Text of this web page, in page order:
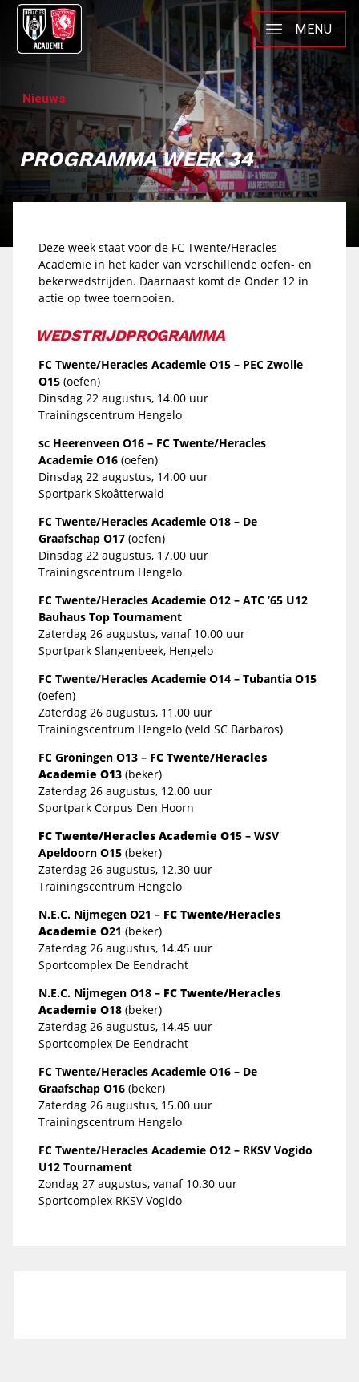
MENU
Nieuws
PROGRAMMA WEEK 34
Deze week staat voor de FC Twente/Heracles
Academie in het kader van verschillende oefen- en
bekerwedstrijden. Daarnaast komt de Onder 12 in
actie op twee toernooien.
WEDSTRIJDPROGRAMMA
FC Twente/Heracles Academie O15 – PEC Zwolle
O15 (oefen)
Dinsdag 22 augustus, 14.00 uur
Trainingscentrum Hengelo
sc Heerenveen O16 – FC Twente/Heracles
Academie O16 (oefen)
Dinsdag 22 augustus, 14.00 uur
Sportpark Skoâtterwald
FC Twente/Heracles Academie O18 – De
Graafschap O17 (oefen)
Dinsdag 22 augustus, 17.00 uur
Trainingscentrum Hengelo
FC Twente/Heracles Academie O12 – ATC ’65 U12
Bauhaus Top Tournament
Zaterdag 26 augustus, vanaf 10.00 uur
Sportpark Slangenbeek, Hengelo
FC Twente/Heracles Academie O14 – Tubantia O15
(oefen)
Zaterdag 26 augustus, 11.00 uur
Trainingscentrum Hengelo (veld SC Barbaros)
FC Groningen O13 – FC Twente/Heracles
Academie O13 (beker)
Zaterdag 26 augustus, 12.00 uur
Sportpark Corpus Den Hoorn
FC Twente/Heracles Academie O15 – WSV
Apeldoorn O15 (beker)
Zaterdag 26 augustus, 12.30 uur
Trainingscentrum Hengelo
N.E.C. Nijmegen O21 – FC Twente/Heracles
Academie O21 (beker)
Zaterdag 26 augustus, 14.45 uur
Sportcomplex De Eendracht
N.E.C. Nijmegen O18 – FC Twente/Heracles
Academie O18 (beker)
Zaterdag 26 augustus, 14.45 uur
Sportcomplex De Eendracht
FC Twente/Heracles Academie O16 – De
Graafschap O16 (beker)
Zaterdag 26 augustus, 15.00 uur
Trainingscentrum Hengelo
FC Twente/Heracles Academie O12 – RKSV Vogido
U12 Tournament
Zondag 27 augustus, vanaf 10.30 uur
Sportcomplex RKSV Vogido